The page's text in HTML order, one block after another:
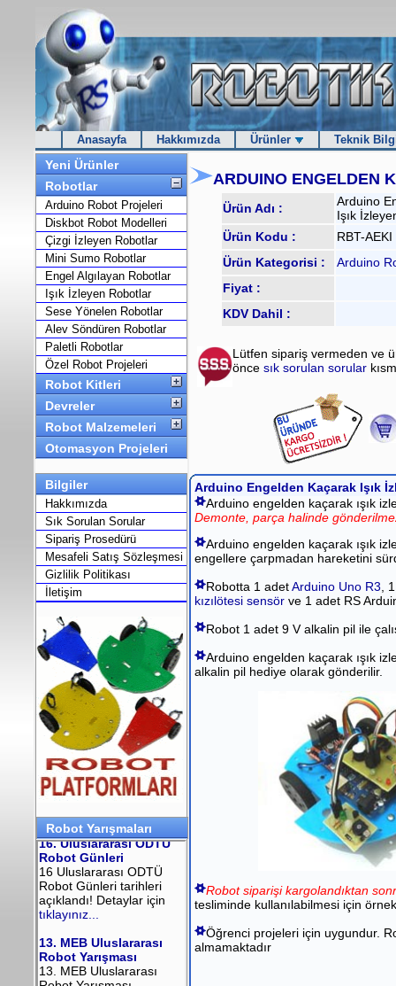
Anasayfa Hakkımızda Ürünler Teknik
Yeni Ürünler
Robotlar
Arduino Robot Projeleri
Diskbot Robot Modelleri
Çizgi İzleyen Robotlar
Mini Sumo Robotlar
Engel Algılayan Robotlar
Işık İzleyen Robotlar
Sese Yönelen Robotlar
Alev Söndüren Robotlar
Paletli Robotlar
Özel Robot Projeleri
Robot Kitleri
Devreler
Robot Malzemeleri
Otomasyon Projeleri
Bilgiler
Hakkımızda
Sık Sorulan Sorular
Sipariş Prosedürü
Mesafeli Satış Sözleşmesi
Gizlilik Politikası
İletişim
Robot Yarışmaları
ARDUINO ENGELDEN
Ürün Adı :
Arduino
Işık
Ürün Kodu :
RBT-AEKI
Ürün Kategorisi :
Arduino
Fiyat :
KDV Dahil :
Lütfen sipariş vermeden ve
önce sık sorulan sorular
Arduino Engelden Kaçarak Işık
Arduino engelden kaçarak ışık
Demonte, parça halinde
Arduino engelden kaçarak ışık
engellere çarpmadan hareketini
Robotta 1 adetArduino Uno R3 ,
kızılötesi sensör ve 1 adet RS
Robot 1 adet 9 V alkalin pil ile
Arduino engelden kaçarak ışık
alkalin pil hediye olarak gönderilir.
Robot siparişi kargolandıktan
tesliminde kullanılabilmesi için
Öğrenci projeleri için uygundur.
almamaktadır